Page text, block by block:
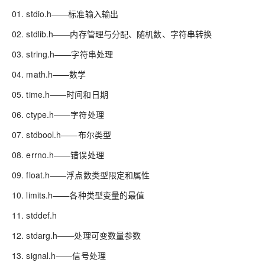
01. stdio.h——标准输入输出
02. stdlib.h——内存管理与分配、随机数、字符串转换
03. string.h——字符串处理
04. math.h——数学
05. time.h——时间和日期
06. ctype.h——字符处理
07. stdbool.h——布尔类型
08. errno.h——错误处理
09. float.h——浮点数类型限定和属性
10. limits.h——各种类型变量的最值
11. stddef.h
12. stdarg.h——处理可变数量参数
13. signal.h——信号处理